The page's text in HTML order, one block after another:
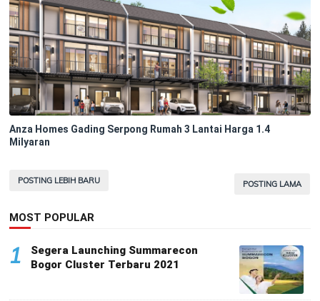
Anza Homes Gading Serpong Rumah 3 Lantai Harga 1.4
Milyaran
POSTING LEBIH BARU POSTING LAMA
MOST POPULAR
1
Segera Launching Summarecon
Bogor Cluster Terbaru 2021